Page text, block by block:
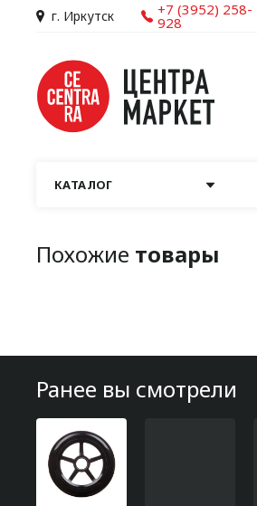
г. Иркутск +7 (3952) 258-
928
КАТАЛОГ
Похожие товары
Ранее вы смотрели